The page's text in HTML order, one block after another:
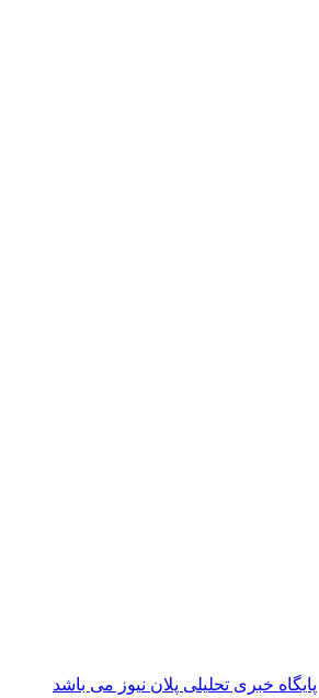
پایگاه خبری تحلیلی پلان نیوز می باشد